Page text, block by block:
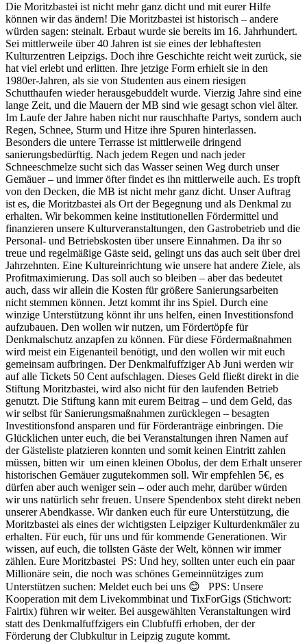
Die Moritzbastei ist nicht mehr ganz dicht und mit eurer Hilfe
können wir das ändern! Die Moritzbastei ist historisch – andere
würden sagen: steinalt. Erbaut wurde sie bereits im 16. Jahrhundert.
Sei mittlerweile über 40 Jahren ist sie eines der lebhaftesten
Kulturzentren Leipzigs. Doch ihre Geschichte reicht weit zurück, sie
hat viel erlebt und erlitten. Ihre jetzige Form erhielt sie in den
1980er-Jahren, als sie von Studenten aus einem riesigen
Schutthaufen wieder herausgebuddelt wurde. Vierzig Jahre sind eine
lange Zeit, und die Mauern der MB sind wie gesagt schon viel älter.
Im Laufe der Jahre haben nicht nur rauschhafte Partys, sondern auch
Regen, Schnee, Sturm und Hitze ihre Spuren hinterlassen.
Besonders die untere Terrasse ist mittlerweile dringend
sanierungsbedürftig. Nach jedem Regen und nach jeder
Schneeschmelze sucht sich das Wasser seinen Weg durch unser
Gemäuer – und immer öfter findet es ihn mittlerweile auch. Es tropft
von den Decken, die MB ist nicht mehr ganz dicht. Unser Auftrag
ist es, die Moritzbastei als Ort der Begegnung und als Denkmal zu
erhalten. Wir bekommen keine institutionellen Fördermittel und
finanzieren unsere Kulturveranstaltungen, den Gastrobetrieb und die
Personal- und Betriebskosten über unsere Einnahmen. Da ihr so
treue und regelmäßige Gäste seid, gelingt uns das auch seit über drei
Jahrzehnten. Eine Kultureinrichtung wie unsere hat andere Ziele, als
Profitmaximierung. Das soll auch so bleiben – aber das bedeutet
auch, dass wir allein die Kosten für größere Sanierungsarbeiten
nicht stemmen können. Jetzt kommt ihr ins Spiel. Durch eine
winzige Unterstützung könnt ihr uns helfen, einen Investitionsfond
aufzubauen. Den wollen wir nutzen, um Fördertöpfe für
Denkmalschutz anzapfen zu können. Für diese Fördermaßnahmen
wird meist ein Eigenanteil benötigt, und den wollen wir mit euch
gemeinsam aufbringen. Der Denkmalfuffziger Ab Juni werden wir
auf alle Tickets 50 Cent aufschlagen. Dieses Geld fließt direkt in die
Stiftung Moritzbastei, wird also nicht für den laufenden Betrieb
genutzt. Die Stiftung kann mit eurem Beitrag – und dem Geld, das
wir selbst für Sanierungsmaßnahmen zurücklegen – besagten
Investitionsfond ansparen und für Förderanträge einbringen. Die
Glücklichen unter euch, die bei Veranstaltungen ihren Namen auf
der Gästeliste platzieren konnten und somit keinen Eintritt zahlen
müssen, bitten wir um einen kleinen Obolus, der dem Erhalt unserer
historischen Gemäuer zugutekommen soll. Wir empfehlen 5€, es
dürfen aber auch weniger sein – oder auch mehr, darüber würden
wir uns natürlich sehr freuen. Unsere Spendenbox steht direkt neben
unserer Abendkasse. Wir danken euch für eure Unterstützung, die
Moritzbastei als eines der wichtigsten Leipziger Kulturdenkmäler zu
erhalten. Für euch, für uns und für kommende Generationen. Wir
wissen, auf euch, die tollsten Gäste der Welt, können wir immer
zählen. Eure Moritzbastei PS: Und hey, sollten unter euch ein paar
Millionäre sein, die noch was schönes Gemeinnütziges zum
Unterstützen suchen: Meldet euch bei uns 😊 PPS: Unsere
Kooperation mit dem Livekommbinat und TixForGigs (Stichwort:
Fairtix) führen wir weiter. Bei ausgewählten Veranstaltungen wird
statt des Denkmalfuffzigers ein Clubfuffi erhoben, der der
Förderung der Clubkultur in Leipzig zugute kommt.